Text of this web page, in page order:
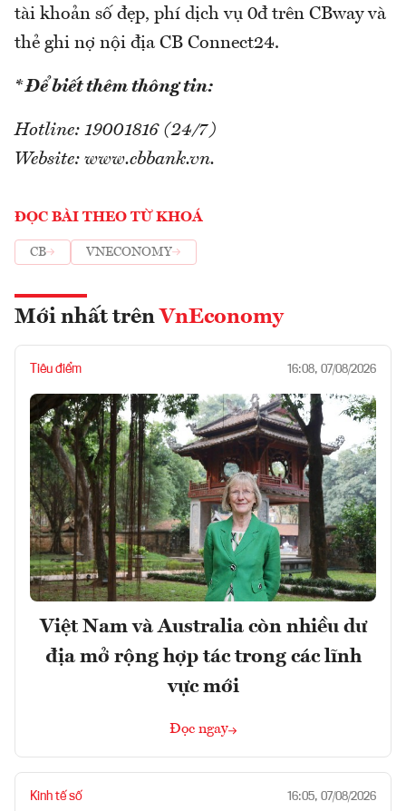
tài khoản số đẹp, phí dịch vụ 0đ trên CBway và
thẻ ghi nợ nội địa CB Connect24.
* Để biết thêm thông tin:
Hotline: 19001816 (24/7)
Website: www.cbbank.vn.
ĐỌC BÀI THEO TỪ KHOÁ
CB VNECONOMY
Mới nhất trên VnEconomy
Tiêu điểm 16:08, 07/08/2026
Việt Nam và Australia còn nhiều dư
địa mở rộng hợp tác trong các lĩnh
vực mới
Đọc ngay
Kinh tế số 16:05, 07/08/2026